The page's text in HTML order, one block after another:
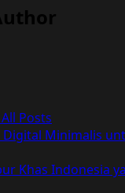
Posts
Minimalis
Khas Indonesia